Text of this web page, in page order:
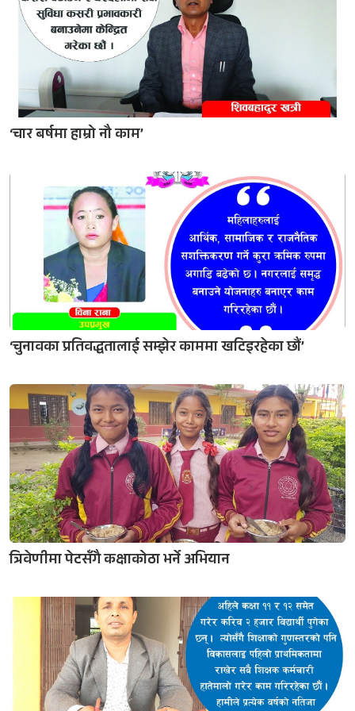
‘चार बर्षमा हाम्रो नौ काम’
‘चुनावका प्रतिवद्धतालाई सम्झेर काममा खटिइरहेका छौं’
त्रिवेणीमा पेटसँगै कक्षाकोठा भर्ने अभियान